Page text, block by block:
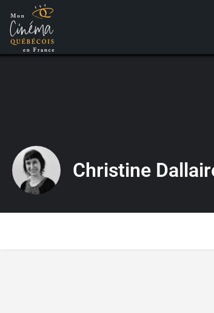
Christine